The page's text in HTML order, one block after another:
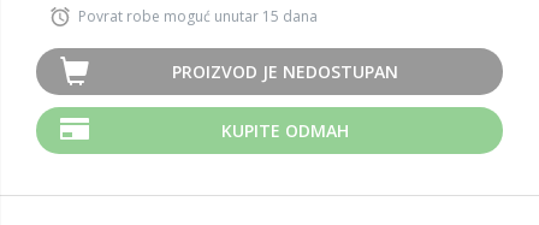
Povrat robe moguć unutar 15 dana
PROIZVOD JE NEDOSTUPAN
KUPITE ODMAH